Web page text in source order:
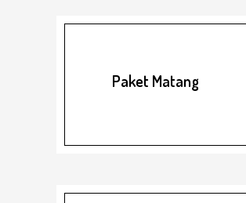
Paket Matang